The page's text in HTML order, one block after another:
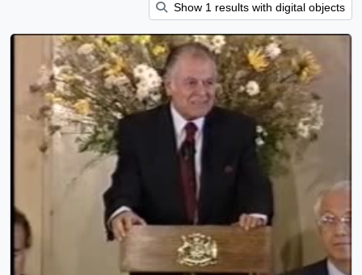
Show 1 results with digital objects